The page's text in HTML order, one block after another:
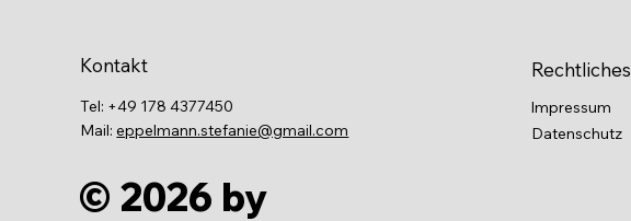
Kontakt
Tel: +49 178 4377450
Mail:eppelmann.stefanie@gmail.com
© 2026 by
Rechtliches
Impressum
Datenschutz